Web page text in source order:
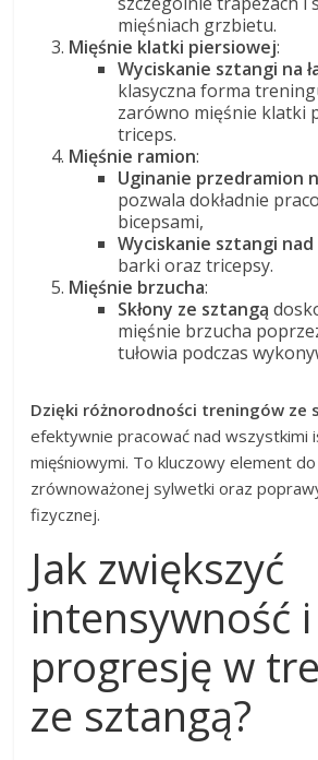
mięśniach grzbietu.
Mięśnie klatki piersiowej:
Wyciskanie sztangi na
klasyczna forma
zarówno mięśnie klatki
triceps.
Mięśnie ramion:
Uginanie przedramion
pozwala dokładnie
bicepsami,
Wyciskanie sztangi nad
barki oraz tricepsy.
Mięśnie brzucha:
Skłony ze sztangą
mięśnie brzucha
tułowia podczas
Dzięki różnorodności treningów ze
efektywnie pracować nad wszystkimi
mięśniowymi. To kluczowy element do
zrównoważonej sylwetki oraz
fizycznej.
Jak zwiększyć
intensywność i
progresję w
ze sztangą?